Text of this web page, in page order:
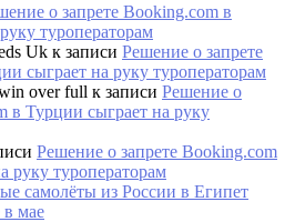
о запрете Booking.com в
туроператорам
Uk к записи Решение о запрете
сыграет на руку туроператорам
over full к записи Решение о
в Турции сыграет на руку
Решение о запрете Booking.com
руку туроператорам
самолёты из России в Египет
в мае